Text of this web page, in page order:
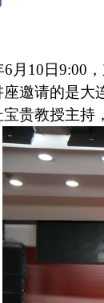
6 月 10 日9:00
座邀请的是大
贵教授主持，